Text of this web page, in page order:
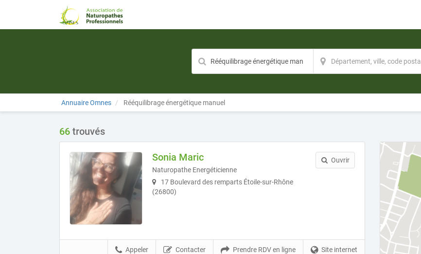
Annuaire Omnes Rééquilibrage énergétique manuel
66 trouvés
Sonia Maric
Naturopathe Energéticienne
17 Boulevard des remparts Étoile-sur-Rhône
(26800)
Ouvrir
Site internet
Prendre RDV en ligne
Contacter
Appeler